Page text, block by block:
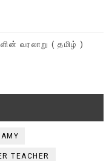
வரலாறு ( தமிழ் )
TEACHER